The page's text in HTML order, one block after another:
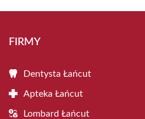
FIRMY
Dentysta Łańcut
Apteka Łańcut
Lombard Łańcut